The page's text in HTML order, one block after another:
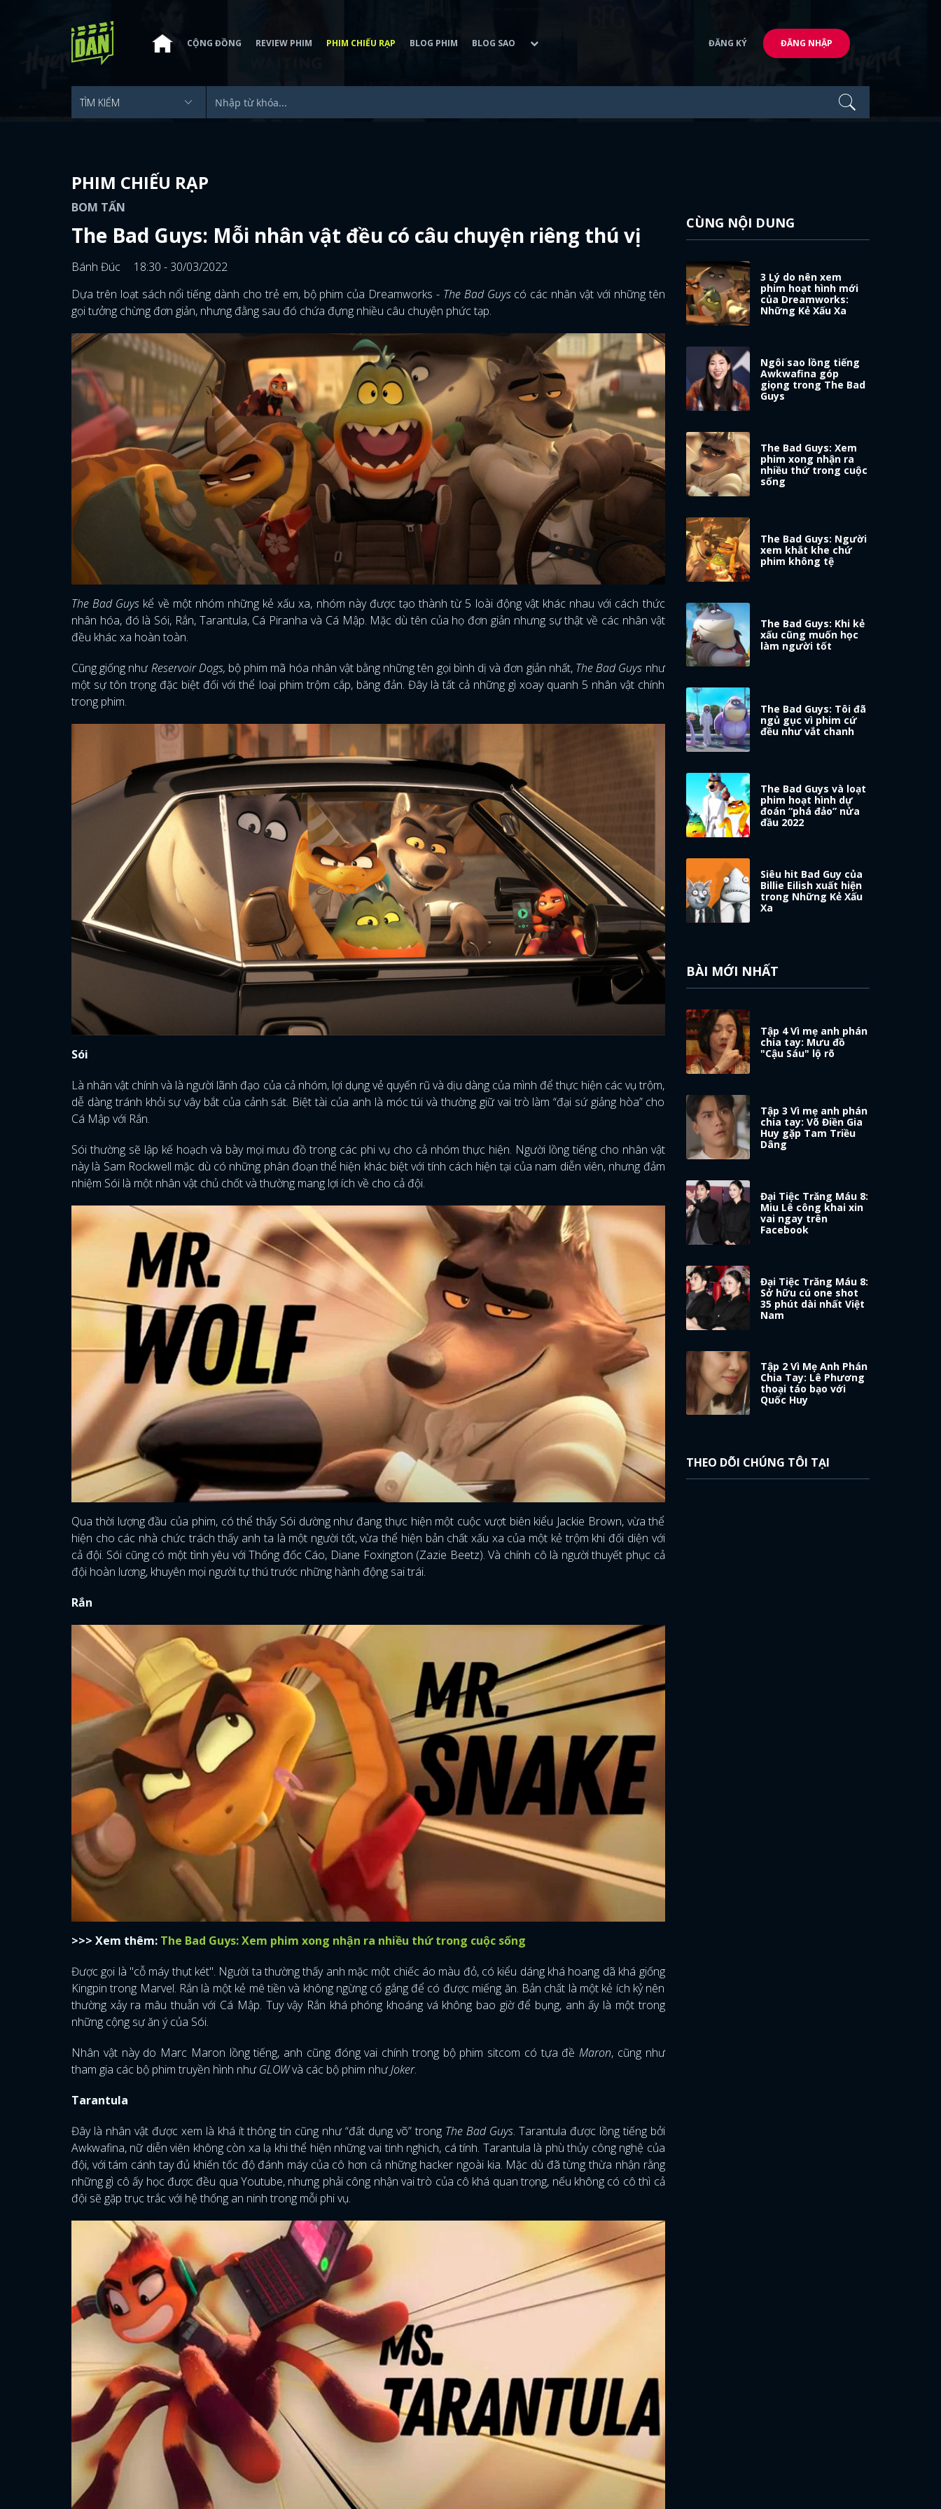
ĐĂNG NHẬP
CỘNG ĐỒNG REVIEW PHIM PHIM CHIẾU RẠP BLOG PHIM BLOG SAO ĐĂNG KÝ ĐĂNG NHẬP
PHIM CHIẾU RẠP
BOM TẤN
The Bad Guys: Mỗi nhân vật đều có câu chuyện riêng thú vị
Bánh Đúc
18:30 - 30/03/2022
Dựa trên loạt sách nổi tiếng dành cho trẻ em, bộ phim của Dreamworks - The Bad Guyscó các nhân vật với những tên
gọi tưởng chừng đơn giản, nhưng đằng sau đó chứa đựng nhiều câu chuyện phức tạp.
The Bad Guys kể về một nhóm những kẻ xấu xa, nhóm này được tạo thành từ 5 loài động vật khác nhau với cách thức
nhân hóa, đó là Sói, Rắn, Tarantula, Cá Piranha và Cá Mập. Mặc dù tên của họ đơn giản nhưng sự thật về các nhân vật
đều khác xa hoàn toàn.
Cũng giống như Reservoir Dogs, bộ phim mã hóa nhân vật bằng những tên gọi bình dị và đơn giản nhất, The Bad Guys như
một sự tôn trọng đặc biệt đối với thể loại phim trộm cắp, băng đản. Đây là tất cả những gì xoay quanh 5 nhân vật chính
trong phim.
Sói
Là nhân vật chính và là người lãnh đạo của cả nhóm, lợi dụng vẻ quyến rũ và dịu dàng của mình để thực hiện các vụ trộm,
dễ dàng tránh khỏi sự vây bắt của cảnh sát. Biệt tài của anh là móc túi và thường giữ vai trò làm “đại sứ giảng hòa” cho
Cá Mập với Rắn.
Sói thường sẽ lập kế hoạch và bày mọi mưu đồ trong các phi vụ cho cả nhóm thực hiện. Người lồng tiếng cho nhân vật
này là Sam Rockwell mặc dù có những phân đoạn thể hiện khác biệt với tính cách hiện tại của nam diễn viên, nhưng đảm
nhiệm Sói là một nhân vật chủ chốt và thường mang lợi ích về cho cả đội.
Qua thời lượng đầu của phim, có thể thấy Sói dường như đang thực hiện một cuộc vượt biên kiểu Jackie Brown, vừa thể
hiện cho các nhà chức trách thấy anh ta là một người tốt, vừa thể hiện bản chất xấu xa của một kẻ trộm khi đối diện với
cả đội. Sói cũng có một tình yêu với Thống đốc Cáo, Diane Foxington (Zazie Beetz). Và chính cô là người thuyết phục cả
đội hoàn lương, khuyên mọi người tự thú trước những hành động sai trái.
Rắn
>>> Xem thêm: The Bad Guys: Xem phim xong nhận ra nhiều thứ trong cuộc sống
Được gọi là "cỗ máy thụt két". Người ta thường thấy anh mặc một chiếc áo màu đỏ, có kiểu dáng khá hoang dã khá giống
Kingpin trong Marvel. Rắn là một kẻ mê tiền và không ngừng cố gắng để có được miếng ăn. Bản chất là một kẻ ích kỷ nên
thường xảy ra mâu thuẫn với Cá Mập. Tuy vậy Rắn khá phóng khoáng vá không bao giờ để bụng, anh ấy là một trong
những cộng sự ăn ý của Sói.
Nhân vật này do Marc Maron lồng tiếng, anh cũng đóng vai chính trong bộ phim sitcom có ​​tựa đề Maron, cũng như
tham gia các bộ phim truyền hình như GLOWvà các bộ phim nhưJoker.
Tarantula
Đây là nhân vật được xem là khá ít thông tin cũng như “đất dụng võ” trong The Bad Guys. Tarantula được lồng tiếng bởi
Awkwafina, nữ diễn viên không còn xa lạ khi thể hiện những vai tinh nghịch, cá tính. Tarantula là phù thủy công nghệ của
đội, với tám cánh tay đủ khiến tốc độ đánh máy của cô hơn cả những hacker ngoài kia. Mặc dù đã từng thừa nhận rằng
những gì cô ấy học được đều qua Youtube, nhưng phải công nhận vai trò của cô khá quan trọng, nếu không có cô thì cả
đội sẽ gặp trục trắc với hệ thống an ninh trong mỗi phi vụ.
CÙNG NỘI DUNG
3 Lý do nên xem
phim hoạt hình mới
của Dreamworks:
Những Kẻ Xấu Xa
Ngôi sao lồng tiếng
Awkwafina góp
giọng trong The Bad
Guys
The Bad Guys: Xem
phim xong nhận ra
nhiều thứ trong cuộc
sống
The Bad Guys: Người
xem khắt khe chứ
phim không tệ
The Bad Guys: Khi kẻ
xấu cũng muốn học
làm người tốt
The Bad Guys: Tôi đã
ngủ gục vì phim cứ
đều như vắt chanh
The Bad Guys và loạt
phim hoạt hình dự
đoán “phá đảo” nửa
đầu 2022
Siêu hit Bad Guy của
Billie Eilish xuất hiện
trong Những Kẻ Xấu
Xa
BÀI MỚI NHẤT
Tập 4 Vì mẹ anh phán
chia tay: Mưu đồ
"Cậu Sáu" lộ rõ
Tập 3 Vì mẹ anh phán
chia tay: Võ Điền Gia
Huy gặp Tam Triều
Dâng
Đại Tiệc Trăng Máu 8:
Miu Lê công khai xin
vai ngay trên
Facebook
Đại Tiệc Trăng Máu 8:
Sở hữu cú one shot
35 phút dài nhất Việt
Nam
Tập 2 Vì Mẹ Anh Phán
Chia Tay: Lê Phương
thoại táo bạo với
Quốc Huy
THEO DÕI CHÚNG TÔI TẠI